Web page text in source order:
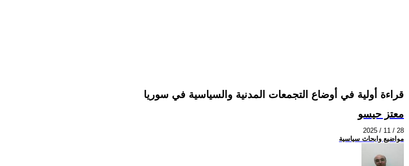
قراءة أولية في أوضاع التجمعات المدنية والسياسية في سوريا
معتز حيسو
2025 / 11 / 28
مواضيع وابحاث سياسية